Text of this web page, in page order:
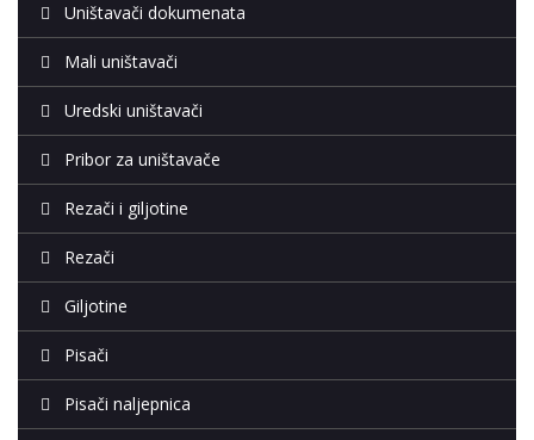
Uništavači dokumenata
Mali uništavači
Uredski uništavači
Pribor za uništavače
Rezači i giljotine
Rezači
Giljotine
Pisači
Pisači naljepnica